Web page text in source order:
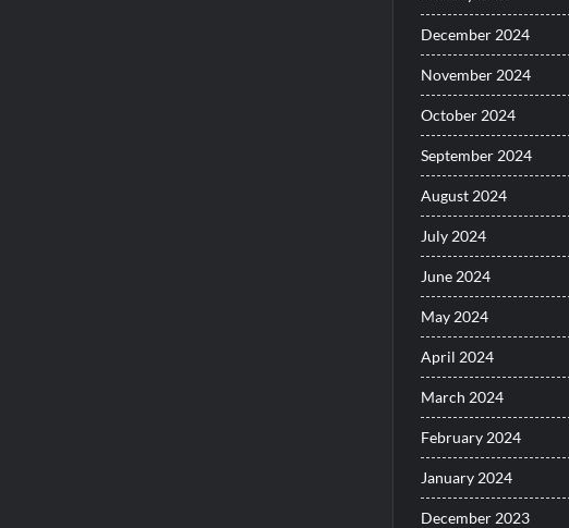
December 2024
November 2024
October 2024
September 2024
August 2024
July 2024
June 2024
May 2024
April 2024
March 2024
February 2024
January 2024
December 2023